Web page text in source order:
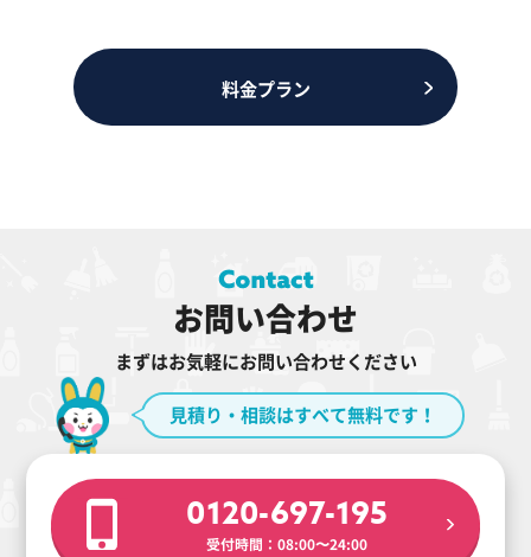
料金プラン
お問い合わせ
まずはお気軽にお問い合わせください
見積り・相談はすべて無料です！
0120-697-195
受付時間：08:00〜24:00